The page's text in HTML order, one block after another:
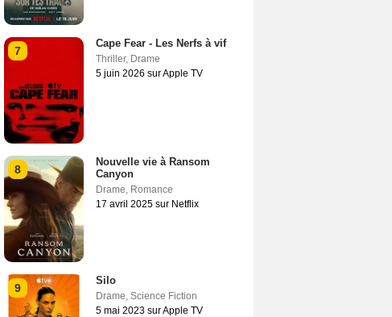
7
Cape Fear - Les Nerfs à vif
Thriller, Drame
5 juin 2026 sur Apple TV
8
Nouvelle vie à Ransom
Canyon
Drame, Romance
17 avril 2025 sur Netflix
9
Silo
Drame, Science Fiction
5 mai 2023 sur Apple TV